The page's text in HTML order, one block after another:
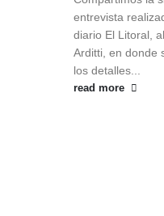
entrevista
diario El Litoral,
Arditti, en donde
los detalles...
read more